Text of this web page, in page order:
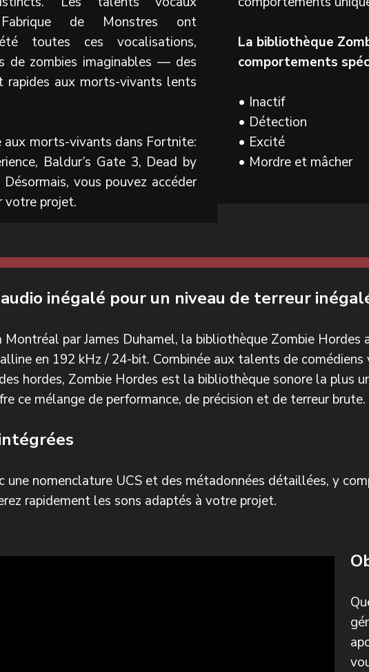
de Monstres ont
toutes ces vocalisations,
de zombies imaginables — des
rapides aux morts-vivants lents
aux morts-vivants dans Fortnite:
Baldur’s Gate 3, Dead by
vous pouvez accéder
votre projet.
La bibliothèque
comportements
• Inactif
• Détection
• Excité
• Mordre et mâcher
inégalé pour un niveau de terreur
Montréal par James Duhamel, la bibliothèque Zombie Hordes
en 192 kHz / 24-bit. Combinée aux talents de
hordes, Zombie Hordes est la bibliothèque sonore la plus
ce mélange de performance, de précision et de terreur brute.
une nomenclature UCS et des métadonnées détaillées, y
rapidement les sons adaptés à votre projet.